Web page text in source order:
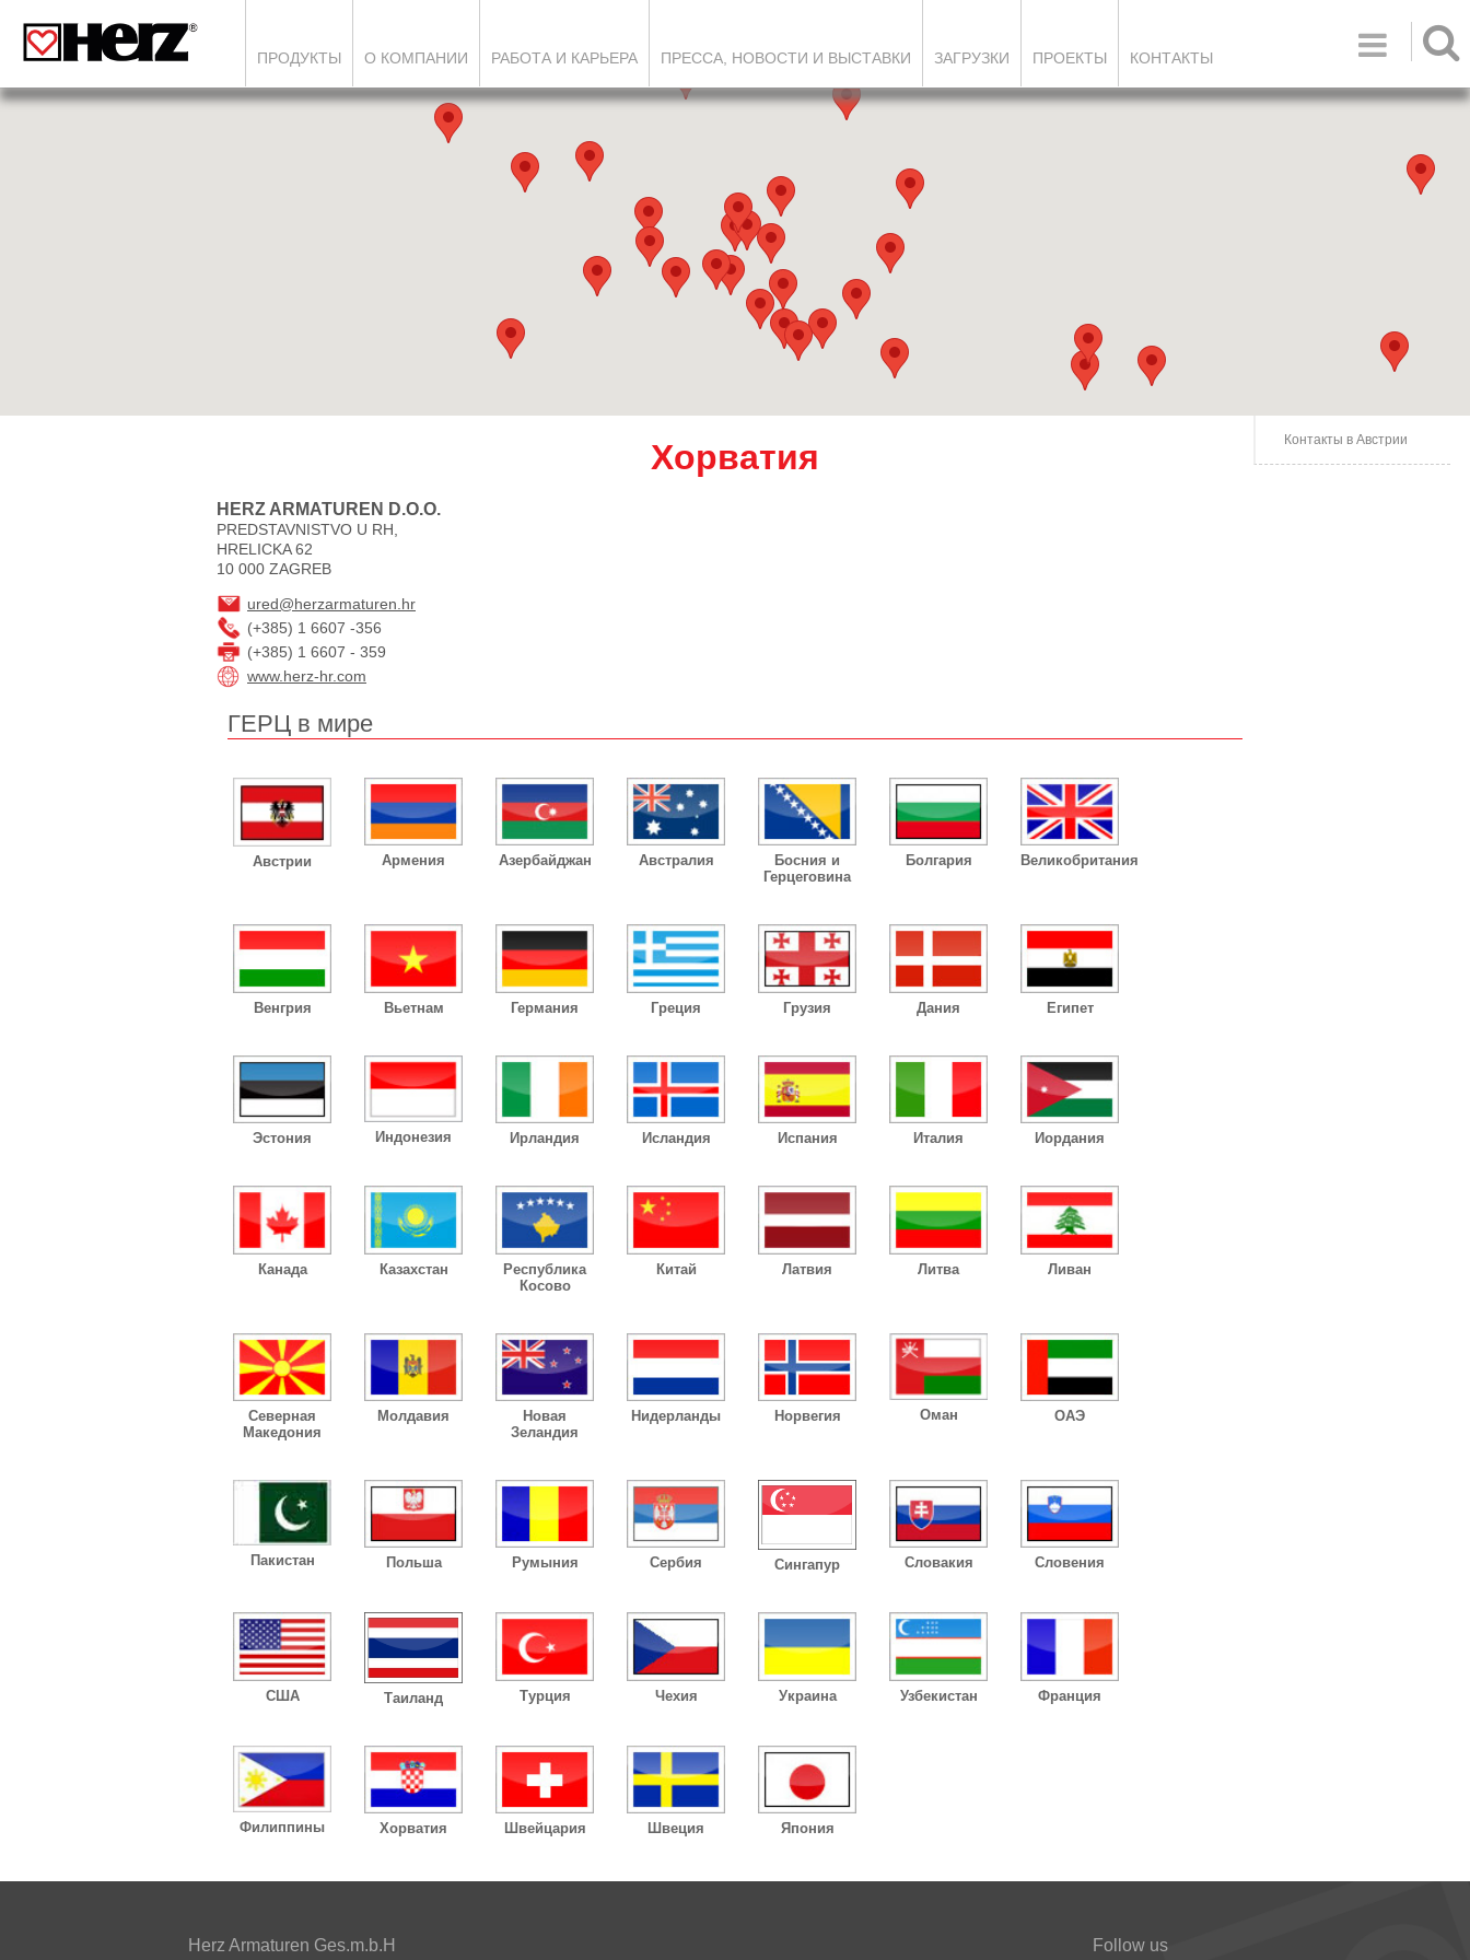

ПРОДУКТЫ О КОМПАНИИ РАБОТА И КАРЬЕРА ПРЕССА, НОВОСТИ И ВЫСТАВКИ ЗАГРУЗКИ ПРОЕКТЫ КОНТАКТЫ
Хорватия
HERZ ARMATUREN D.O.O.
PREDSTAVNISTVO U RH,
HRELICKA 62
10 000 ZAGREB
ured@herzarmaturen.hr
(+385) 1 6607 -356
(+385) 1 6607 - 359
www.herz-hr.com
ГЕРЦ в мире
Австрии Армения Азербайджан Австралия
Босния и
Герцеговина
Болгария Великобритания
Венгрия Вьетнам Германия Греция Грузия Дания Египет
Эстония Индонезия Ирландия Исландия Испания Италия Иордания
Канада Казахстан
Республика
Косово
Китай Латвия Литва Ливан
Северная
Македония
Молдавия
Новая
Зеландия
Нидерланды Норвегия Оман ОАЭ
Пакистан Польша Румыния Сербия Сингапур Словакия Словения
США Таиланд Турция Чехия Украина Узбекистан Франция
Филиппины Хорватия Швейцария Швеция Япония
Контакты в Австрии
Herz Armaturen Ges.m.b.H Follow us